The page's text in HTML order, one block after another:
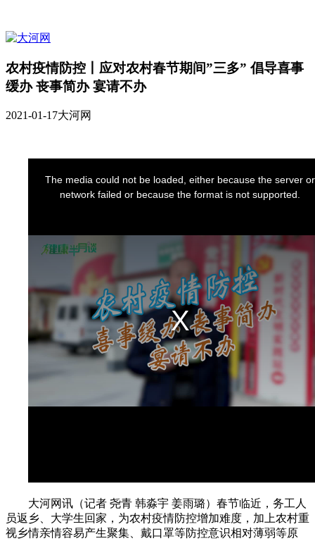
农村疫情防控丨应对农村春节期间”三多” 倡导喜事
缓办 丧事简办 宴请不办
2021-01-17大河网
大河网讯（记者 尧青 韩淼宇 姜雨璐）春节临近，务工人
员返乡、大学生回家，为农村疫情防控增加难度，加上农村重
视乡情亲情容易产生聚集、戴口罩等防控意识相对薄弱等原